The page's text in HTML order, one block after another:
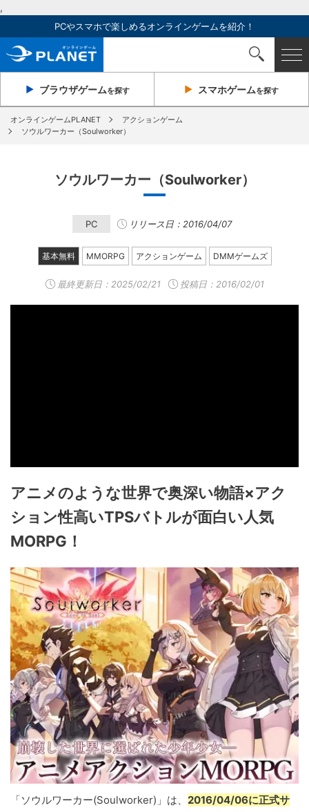
,
PCやスマホで楽しめるオンラインゲームを紹介！
ブラウザゲームを探す スマホゲームを探す
オンラインゲームPLANET
アクションゲーム
ソウルワーカー（Soulworker）
ソウルワーカー（Soulworker）
PC リリース日：2016/04/07
基本無料 MMORPG アクションゲーム DMMゲームズ
最終更新日： 2025/02/21 投稿日：2016/02/01
アニメのような世界で奥深い物語×アク
ション性高いTPSバトルが面白い人気
MORPG！
「ソウルワーカー(Soulworker)」は、 2016/04/06に正式サ